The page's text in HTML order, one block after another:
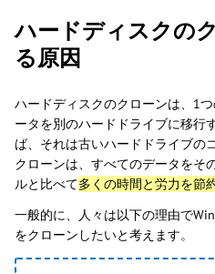
ハードディスクの
る原因
ハードディスクのクローンは、1
ータを別のハードドライブに移行
ば、それは古いハードドライブの
クローンは、すべてのデータをそ
ルと比べて多くの時間と労力を節
一般的に、人々は以下の理由で
をクローンしたいと考えます。